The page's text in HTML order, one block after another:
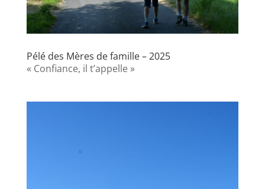
Pélé des Mères de famille – 2025
« Confiance, il t’appelle »